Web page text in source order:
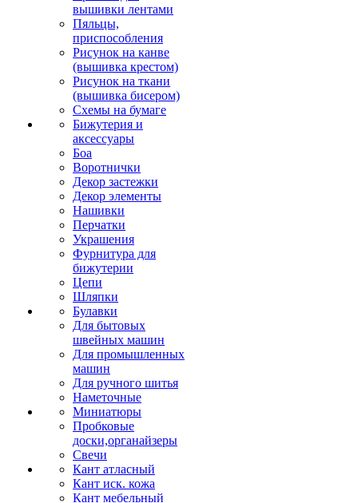
вышивки лентами
Пяльцы,
приспособления
Рисунок на канве
(вышивка крестом)
Рисунок на ткани
(вышивка бисером)
Схемы на бумаге
Бижутерия и
аксессуары
Боа
Воротнички
Декор застежки
Декор элементы
Нашивки
Перчатки
Украшения
Фурнитура для
бижутерии
Цепи
Шляпки
Булавки
Для бытовых
швейных машин
Для промышленных
машин
Для ручного шитья
Наметочные
Миниатюры
Пробковые
доски,органайзеры
Свечи
Кант атласный
Кант иск. кожа
Кант мебельный